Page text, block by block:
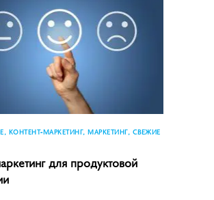
КОНТЕНТ-МАРКЕТИНГ, МАРКЕТИНГ, СВЕЖИЕ
для продуктовой